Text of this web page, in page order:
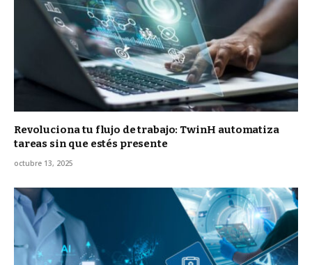
Revoluciona tu flujo de trabajo: TwinH automatiza
tareas sin que estés presente
octubre 13, 2025